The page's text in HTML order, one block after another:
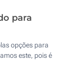
para
opções para
este, pois é